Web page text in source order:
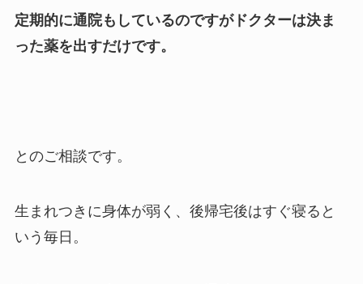
定期的に通院もしているのですがドクターは決ま
った薬を出すだけです。
とのご相談です。
生まれつきに身体が弱く、後帰宅後はすぐ寝ると
いう毎日。